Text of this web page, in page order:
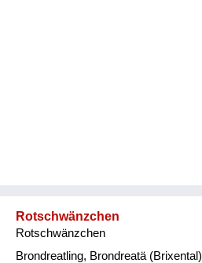
Rotschwänzchen
Rotschwänzchen
Brondreatling, Brondreatä (Brixental)